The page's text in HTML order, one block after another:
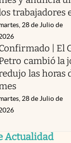
trabajadores
28 de Julio de
| El
cambió la
las horas
28 de Julio de
Actualidad